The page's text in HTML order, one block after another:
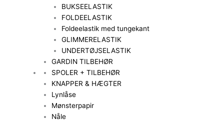
BUKSEELASTIK
FOLDEELASTIK
Foldeelastik med tungekant
GLIMMERELASTIK
UNDERTØJSELASTIK
GARDIN TILBEHØR
SPOLER + TILBEHØR
KNAPPER & HÆGTER
Lynlåse
Mønsterpapir
Nåle